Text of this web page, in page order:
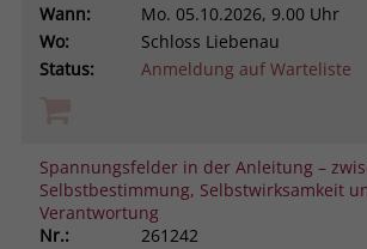
Wann:
Mo. 05.10.2026, 9.00 Uhr
Wo:
Schloss Liebenau
Status:
Anmeldung auf Warteliste
Spannungsfelder in der Anleitung –
Selbstbestimmung, Selbstwirksamkeit
Verantwortung
Nr.:
261242